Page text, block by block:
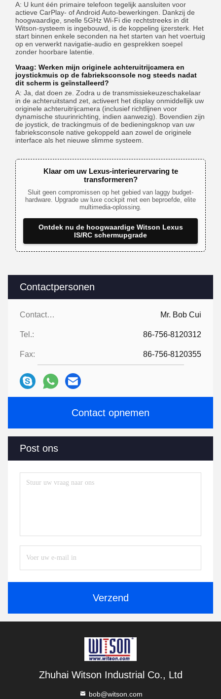
Contactpersonen
Contactpersonen: Mr. Bob Cui
Tel.: 86-756-8120312
Fax: 86-756-8120355
Contact opnemen
Post ons
Verzend
A: U kunt één primaire telefoon tegelijk aansluiten voor
actieve CarPlay- of Android Auto-bewerkingen. Dankzij de
hoogwaardige, snelle 5GHz Wi-Fi die rechtstreeks in dit
Witson-systeem is ingebouwd, is de koppeling ijzersterk. Het
start binnen enkele seconden na het starten van het voertuig
op en verwerkt navigatie-audio en gesprekken soepel
zonder hoorbare latentie.
Vraag: Werken mijn originele achteruitrijcamera en
joystickmuis op de fabrieksconsole nog steeds nadat
dit scherm is geïnstalleerd?
A: Ja, dat doen ze. Zodra u de transmissiekeuzeschakelaar
in de achteruitstand zet, activeert het display onmiddellijk uw
originele achteruitrijcamera (inclusief richtlijnen voor
dynamische stuurinrichting, indien aanwezig). Bovendien zijn
de joystick, de trackingmuis of de bedieningsknop van uw
fabrieksconsole native gekoppeld aan zowel de originele
interface als het nieuwe slimme systeem.
Klaar om uw Lexus-interieurervaring te
transformeren?
Sluit geen compromissen op het gebied van laggy budget-
hardware. Upgrade uw luxe cockpit met een beproefde, elite
multimedia-oplossing.
Ontdek nu de hoogwaardige Witson Lexus
IS/RC schermupgrade
Zhuhai Witson Industrial Co., Ltd
bob@witson.com